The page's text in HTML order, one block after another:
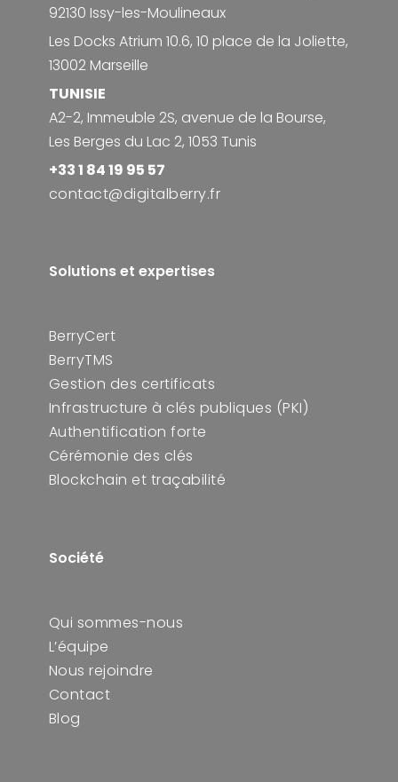
92130 Issy-les-Moulineaux
Les Docks Atrium 10.6, 10 place de la Joliette,
13002 Marseille
TUNISIE
A2-2, Immeuble 2S, avenue de la Bourse,
Les Berges du Lac 2, 1053 Tunis
+33 1 84 19 95 57
contact@digitalberry.fr
Solutions et expertises
BerryCert
BerryTMS
Gestion des certificats
Infrastructure à clés publiques (PKI)
Authentification forte
Cérémonie des clés
Blockchain et traçabilité
Société
Qui sommes-nous
L’équipe
Nous rejoindre
Contact
Blog